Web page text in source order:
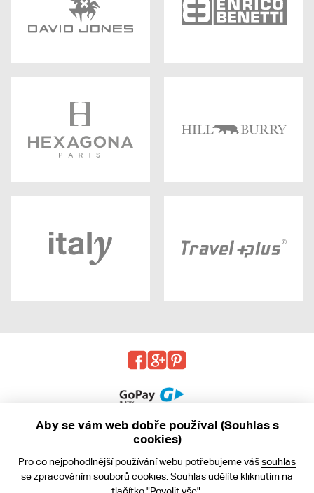
Obchodní podmínky
Aby se vám web dobře používal (Souhlas s
cookies)
Pro co nejpohodlnější používání webu potřebujeme vášsouhlas
se zpracováním souborů cookies. Souhlas udělíte kliknutím na